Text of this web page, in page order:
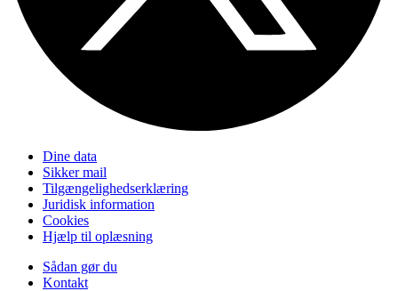
Dine data
Sikker mail
Tilgængelighedserklæring
Juridisk information
Cookies
Hjælp til oplæsning
Sådan gør du
Kontakt